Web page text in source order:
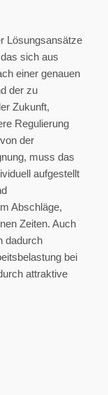
Lösungsansätze
sich aus
einer genauen
der zu
Zukunft,
Regulierung
der
muss das
aufgestellt
Abschläge,
Zeiten. Auch
dadurch
bei
attraktive